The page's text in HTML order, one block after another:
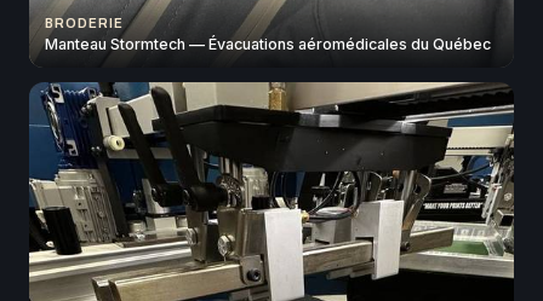
BRODERIE
Manteau Stormtech — Évacuations aéromédicales du Québec